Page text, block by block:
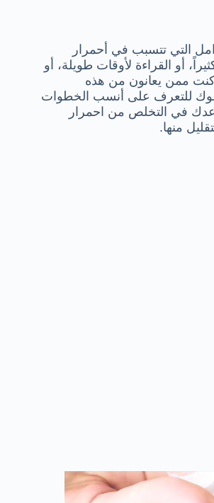
التي تتسبب في أحمرار
أو القراءة لأوقات طويلة، أو
كنت ممن يعانون من هذه
للتعرف على أنسب الخطوات
في التخلص من احمرار
منها.